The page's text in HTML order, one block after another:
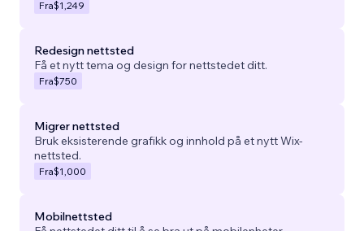
Fra$1,249
Redesign nettsted
Få et nytt tema og design for nettstedet ditt.
Fra$750
Migrer nettsted
Bruk eksisterende grafikk og innhold på et nytt Wix-
nettsted.
Fra$1,000
Mobilnettsted